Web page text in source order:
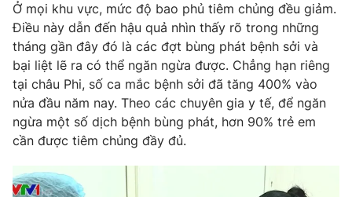
VTV Money VTV Thể thao
VTV Sức khoẻ Bất động sản
Thị trường 24h Tấm lòng Việt
VTV4 Vươn mình bằng AI
Ở mọi khu vực, mức độ bao phủ tiêm chủng đều giảm.
Điều này dẫn đến hậu quả nhìn thấy rõ trong những
tháng gần đây đó là các đợt bùng phát bệnh sởi và
bại liệt lẽ ra có thể ngăn ngừa được. Chẳng hạn riêng
tại châu Phi, số ca mắc bệnh sởi đã tăng 400% vào
nửa đầu năm nay. Theo các chuyên gia y tế, để ngăn
ngừa một số dịch bệnh bùng phát, hơn 90% trẻ em
cần được tiêm chủng đầy đủ.